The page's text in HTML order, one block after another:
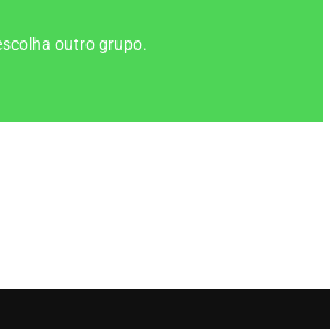
outro grupo.